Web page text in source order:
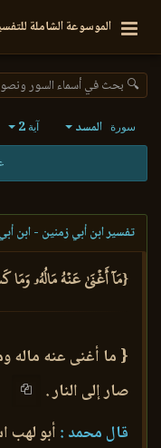
الموسوعة الشاملة
🔍 بحث في أسماء السور
سورة المسد آية 2
تفسير ابن أبي زمنين - ابن
{مَآ أَغۡنَىٰ عَنۡهُ مَالُهُۥ وَمَا
{ ما أغنى عنه ماله
صار إلى النار .
قال محمد : أبو لهب